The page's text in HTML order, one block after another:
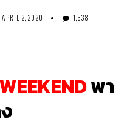
APRIL 2, 2020
1,538
พา